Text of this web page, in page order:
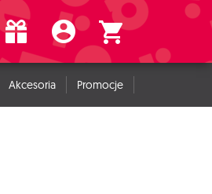
Akcesoria Promocje